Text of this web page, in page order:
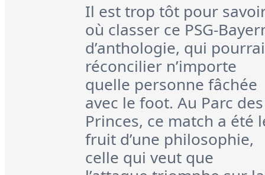
Il est trop tôt pour
où classer ce PSG-
d’anthologie, qui
réconcilier n’importe
quelle personne fâchée
avec le foot. Au Parc des
Princes, ce match a été
fruit d’une philosophie,
celle qui veut que